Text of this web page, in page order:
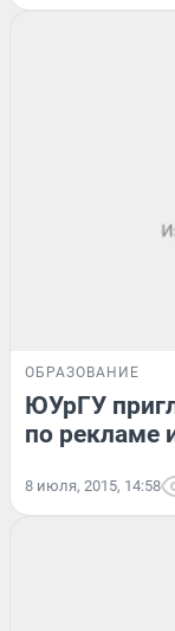
ОБРАЗОВАНИЕ
ЮУрГУ
по рекламе
8 июля, 2015, 14:58